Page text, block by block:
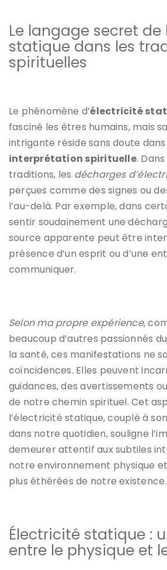
Le langage secret de
statique dans les
spirituelles
Le phénomène d’électricité
fasciné les êtres humains, mais
intrigante réside sans doute dans
interprétation spirituelle.
traditions, les décharges
perçues comme des signes ou
l’au-delà. Par exemple, dans
sentir soudainement une
source apparente peut être
présence d’un esprit ou d’une
communiquer.
Selon ma propre expérience,
beaucoup d’autres passionnés
la santé, ces manifestations ne
coïncidences. Elles peuvent
guidances, des avertissements
de notre chemin spirituel. Cet
l’électricité statique, couplé à
dans notre quotidien, souligne
demeurer attentif aux subtiles
notre environnement physique
plus éthérées de notre existence.
Électricité statique :
entre le physique et